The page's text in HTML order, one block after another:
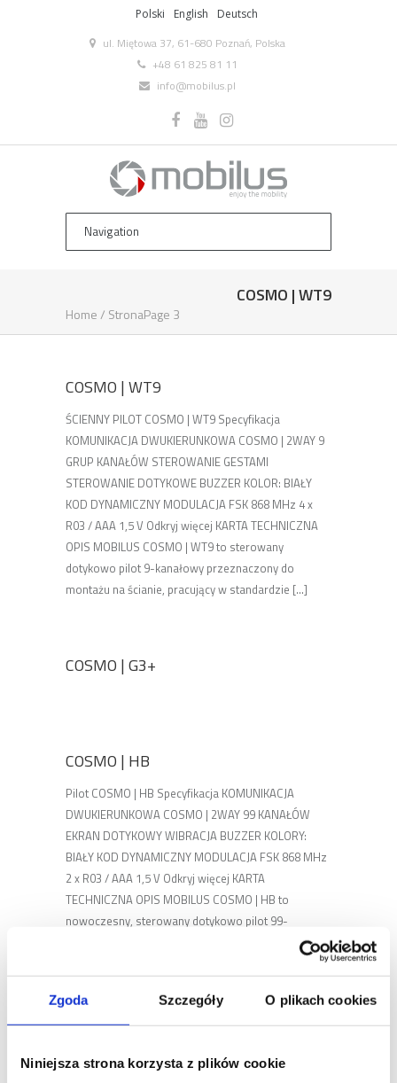
Zgoda Szczegóły O plikach cookies
Niniejsza strona korzysta z plików cookie
Polski English Deutsch
ul. Miętowa 37, 61-680 Poznań, Polska
+48 61 825 81 11
info@mobilus.pl
COSMO | WT9
Home/ StronaPage 3
COSMO | WT9
ŚCIENNY PILOT COSMO | WT9 Specyfikacja
KOMUNIKACJA DWUKIERUNKOWA COSMO | 2WAY 9
GRUP KANAŁÓW STEROWANIE GESTAMI
STEROWANIE DOTYKOWE BUZZER KOLOR: BIAŁY
KOD DYNAMICZNY MODULACJA FSK 868 MHz 4 x
R03 / AAA 1,5 V Odkryj więcej KARTA TECHNICZNA
OPIS MOBILUS COSMO | WT9 to sterowany
dotykowo pilot 9-kanałowy przeznaczony do
montażu na ścianie, pracujący w standardzie [...]
COSMO | G3+
COSMO | HB
Pilot COSMO | HB Specyfikacja KOMUNIKACJA
DWUKIERUNKOWA COSMO | 2WAY 99 KANAŁÓW
EKRAN DOTYKOWY WIBRACJA BUZZER KOLORY:
BIAŁY KOD DYNAMICZNY MODULACJA FSK 868 MHz
2 x R03 / AAA 1,5 V Odkryj więcej KARTA
TECHNICZNA OPIS MOBILUS COSMO | HB to
nowoczesny, sterowany dotykowo pilot 99-
kanałowy, obsługujący do 99 urządzeń np.: bram
Pilot COSMO | HM Specyfikacja KOMUNIKACJA